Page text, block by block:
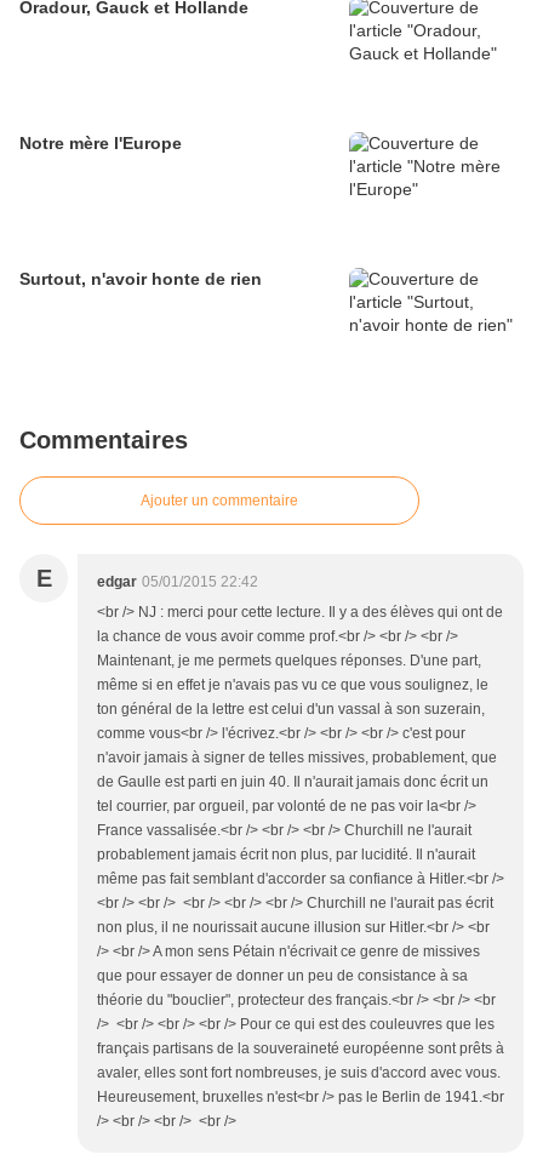
Oradour, Gauck et Hollande
Notre mère l'Europe
Surtout, n'avoir honte de rien
Commentaires
Ajouter un commentaire
E edgar 05/01/2015 22:42
<br /> NJ : merci pour cette lecture. Il y a des élèves qui ont de
la chance de vous avoir comme prof.<br /> <br /> <br />
Maintenant, je me permets quelques réponses. D'une part,
même si en effet je n'avais pas vu ce que vous soulignez, le
ton général de la lettre est celui d'un vassal à son suzerain,
comme vous<br /> l'écrivez.<br /> <br /> <br /> c'est pour
n'avoir jamais à signer de telles missives, probablement, que
de Gaulle est parti en juin 40. Il n'aurait jamais donc écrit un
tel courrier, par orgueil, par volonté de ne pas voir la<br />
France vassalisée.<br /> <br /> <br /> Churchill ne l'aurait
probablement jamais écrit non plus, par lucidité. Il n'aurait
même pas fait semblant d'accorder sa confiance à Hitler.<br />
<br /> <br /> <br /> <br /> <br /> Churchill ne l'aurait pas écrit
non plus, il ne nourissait aucune illusion sur Hitler.<br /> <br
/> <br /> A mon sens Pétain n'écrivait ce genre de missives
que pour essayer de donner un peu de consistance à sa
théorie du "bouclier", protecteur des français.<br /> <br /> <br
/> <br /> <br /> <br /> Pour ce qui est des couleuvres que les
français partisans de la souveraineté européenne sont prêts à
avaler, elles sont fort nombreuses, je suis d'accord avec vous.
Heureusement, bruxelles n'est<br /> pas le Berlin de 1941.<br
/> <br /> <br /> <br />